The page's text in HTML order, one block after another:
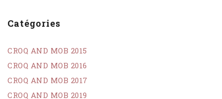
Catégories
CROQ AND MOB 2015
CROQ AND MOB 2016
CROQ AND MOB 2017
CROQ AND MOB 2019